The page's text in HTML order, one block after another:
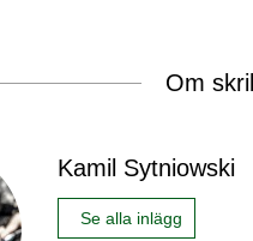
Om
Kamil Sytniowski
Se alla inlägg